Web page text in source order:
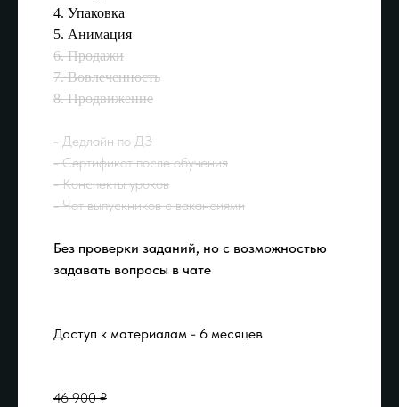
4. Упаковка
5. Анимация
6. Продажи
7. Вовлеченность
8. Продвижение
- Дедлайн по ДЗ
- Сертификат после обучения
- Конспекты уроков
- Чат выпускников с вакансиями
Без проверки заданий, но с возможностью
задавать вопросы в чате
Доступ к материалам - 6 месяцев
46 900 ₽